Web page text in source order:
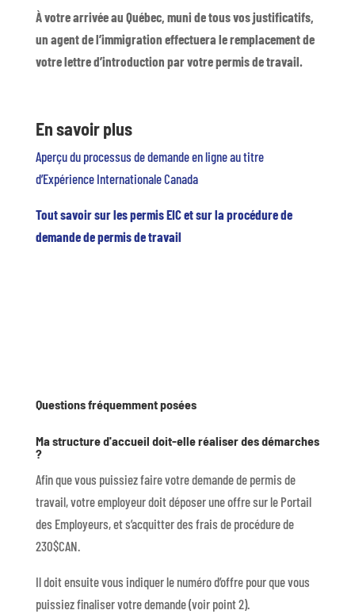
À votre arrivée au Québec, muni de tous vos justificatifs,
un agent de l’immigration effectuera le remplacement de
votre lettre d’introduction par votre permis de travail.
En savoir plus
Aperçu du processus de demande en ligne au titre
d’Expérience Internationale Canada
Tout savoir sur les permis EIC et sur la procédure de
demande de permis de travail
Questions fréquemment posées
Ma structure d'accueil doit-elle réaliser des démarches
?
Afin que vous puissiez faire votre demande de permis de
travail, votre employeur doit déposer une offre sur le Portail
des Employeurs, et s’acquitter des frais de procédure de
230$CAN.
Il doit ensuite vous indiquer le numéro d’offre pour que vous
puissiez finaliser votre demande (voir point 2).